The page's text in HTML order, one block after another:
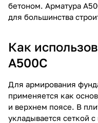
бетоном. Арматура
для большинства
Как
А500С
Для армирования
применяется как
и верхнем поясе. В
укладывается сеткой